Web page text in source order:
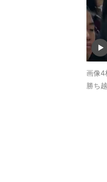
画像4
勝ち